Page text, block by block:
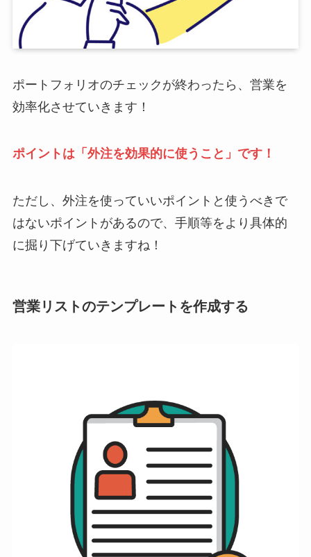
ポートフォリオのチェックが終わったら、営業を
効率化させていきます！
ポイントは「外注を効果的に使うこと」です！
ただし、外注を使っていいポイントと使うべきで
はないポイントがあるので、手順等をより具体的
に掘り下げていきますね！
営業リストのテンプレートを作成する